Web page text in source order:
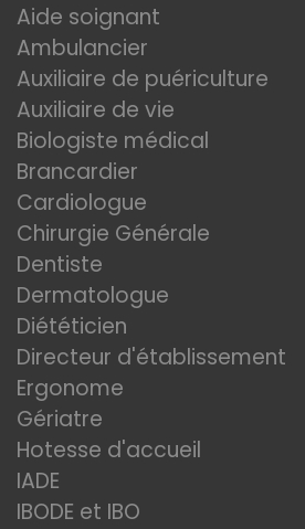
Aide soignant
Ambulancier
Auxiliaire de puériculture
Auxiliaire de vie
Biologiste médical
Brancardier
Cardiologue
Chirurgie Générale
Dentiste
Dermatologue
Diététicien
Directeur d'établissement
Ergonome
Gériatre
Hotesse d'accueil
IADE
IBODE et IBO